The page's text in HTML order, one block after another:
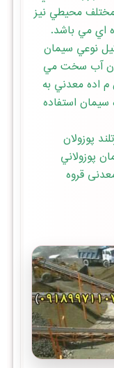
محيطي نيز
اي مي باشد.
نوعي سيمان
آب سخت مي
اده معدني به
استفاده
قروه